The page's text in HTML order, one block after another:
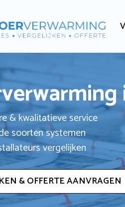
& kwalitatieve service
soorten systemen
vergelijken
& OFFERTE AANVRAGEN